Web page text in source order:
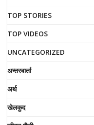
TOP STORIES
TOP VIDEOS
UNCATEGORIZED
अन्तरबार्ता
अर्थ
खेलकुद